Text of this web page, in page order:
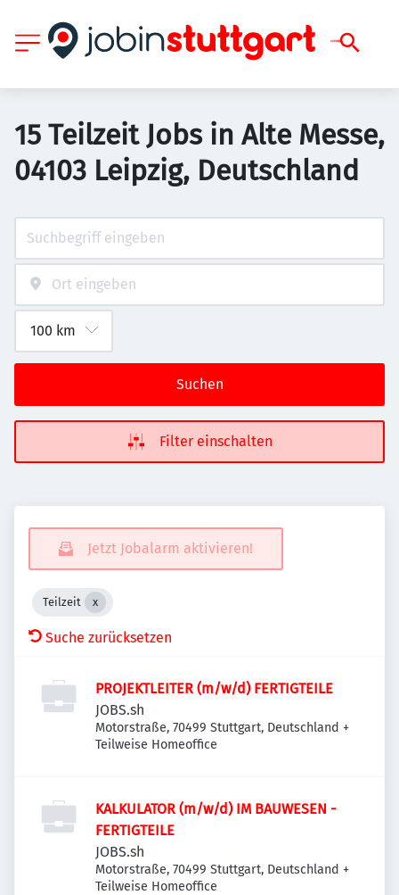
15 Teilzeit Jobs in Alte Messe,
04103 Leipzig, Deutschland
Suchen
Filter einschalten
Jetzt Jobalarm aktivieren!
Teilzeit
Suche zurücksetzen
PROJEKTLEITER (m/w/d) FERTIGTEILE
JOBS.sh
Motorstraße, 70499 Stuttgart, Deutschland +
Teilweise Homeoffice
KALKULATOR (m/w/d) IM BAUWESEN -
FERTIGTEILE
JOBS.sh
Motorstraße, 70499 Stuttgart, Deutschland +
Teilweise Homeoffice